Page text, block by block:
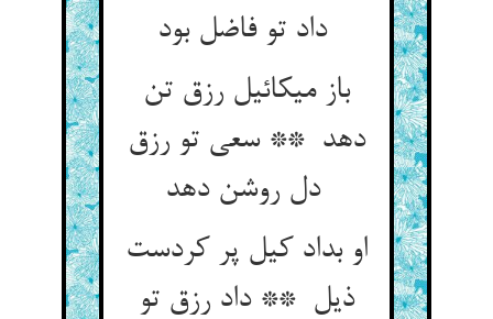
داد تو فاضل بود
باز میکائیل رزق تن
دهد ** سعی تو رزق
دل روشن دهد
او بداد کیل پر کردست
ذیل ** داد رزق تو